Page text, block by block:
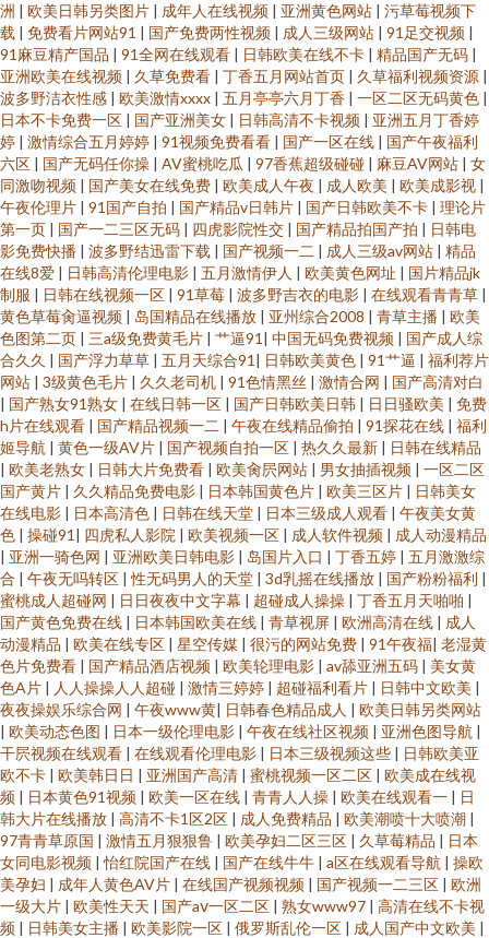
洲 | 欧美日韩另类图片 | 成年人在线视频 | 亚洲黄色网站 | 污草莓视频下
载 | 免费看片网站91 | 国产免费两性视频 | 成人三级网站 | 91足交视频 |
91麻豆精产国品 | 91全网在线观看 | 日韩欧美在线不卡 | 精品国产无码 |
亚洲欧美在线视频 | 久草免费看 | 丁香五月网站首页 | 久草福利视频资源 |
波多野洁衣性感 | 欧美激情xxxx | 五月亭亭六月丁香 | 一区二区无码黄色 |
日本不卡免费一区 | 国产亚洲美女 | 日韩高清不卡视频 | 亚洲五月丁香婷
婷 | 激情综合五月婷婷 | 91视频免费看看 | 国产一区在线 | 国产午夜福利
六区 | 国产无码任你操 | AV蜜桃吃瓜 | 97香蕉超级碰碰 | 麻豆AV网站 | 女
同激吻视频 | 国产美女在线免费 | 欧美成人午夜 | 成人欧美 | 欧美成影视 |
午夜伦理片 | 91国产自拍 | 国产精品v日韩片 | 国产日韩欧美不卡 | 理论片
第一页 | 国产一二三区无码 | 四虎影院性交 | 国产精品拍国产拍 | 日韩电
影免费快播 | 波多野结迅雷下载 | 国产视频一二 | 成人三级av网站 | 精品
在线8爱 | 日韩高清伦理电影 | 五月激情伊人 | 欧美黄色网址 | 国片精品jk
制服 | 日韩在线视频一区 | 91草莓 | 波多野吉衣的电影 | 在线观看青青草 |
黄色草莓肏逼视频 | 岛国精品在线播放 | 亚州综合2008 | 青草主播 | 欧美
色图第二页 | 三a级免费黄毛片 | 艹逼91 | 中国无码免费视频 | 国产成人综
合久久 | 国产浮力草草 | 五月天综合91 | 日韩欧美黄色 | 91艹逼 | 福利荐片
网站 | 3级黄色毛片 | 久久老司机 | 91色情黑丝 | 激情合网 | 国产高清对白
| 国产熟女91熟女 | 在线日韩一区 | 国产日韩欧美日韩 | 日日骚欧美 | 免费
h片在线观看 | 国产精品视频一二 | 午夜在线精品偷拍 | 91探花在线 | 福利
姬导航 | 黄色一级AV片 | 国产视频自拍一区 | 热久久最新 | 日韩在线精品
| 欧美老熟女 | 日韩大片免费看 | 欧美肏屄网站 | 男女抽插视频 | 一区二区
国产黄片 | 久久精品免费电影 | 日本韩国黄色片 | 欧美三区片 | 日韩美女
在线电影 | 日本高清色 | 日韩在线天堂 | 日本三级成人观看 | 午夜美女黄
色 | 操碰91 | 四虎私人影院 | 欧美视频一区 | 成人软件视频 | 成人动漫精品
| 亚洲一骑色网 | 亚洲欧美日韩电影 | 岛国片入口 | 丁香五婷 | 五月激激综
合 | 午夜无吗转区 |性无码男人的天堂 | 3d乳摇在线播放 | 国产粉粉福利 |
蜜桃成人超碰网 | 日日夜夜中文字幕 | 超碰成人操操 | 丁香五月天啪啪 |
国产黄色免费在线 | 日本韩国欧美在线 | 青草视屏 | 欧洲高清在线 | 成人
动漫精品 | 欧美在线专区 | 星空传媒 | 很污的网站免费 | 91午夜福| 老湿黄
色片免费看 | 国产精品酒店视频 | 欧美轮理电影 | av舔亚洲五码 | 美女黄
色A片 | 人人操操人人超碰 | 激情三婷婷 | 超碰福利看片 | 日韩中文欧美 |
夜夜操娱乐综合网 | 午夜www黄| 日韩春色精品成人 | 欧美日韩另类网站
| 欧美动态色图 | 日本一级伦理电影 | 午夜在线社区视频 | 亚洲色图导航 |
干屄视频在线观看 | 在线观看伦理电影 | 日本三级视频这些 | 日韩欧美亚
欧不卡 | 欧美韩日日 | 亚洲国产高清 | 蜜桃视频一区二区 | 欧美成在线视
频 | 日本黄色91视频 | 欧美一区在线 | 青青人人操 | 欧美在线观看一 | 日
韩大片在线播放 | 高清不卡1区2区 | 成人免费精品 | 欧美潮喷十大喷潮 |
97青青草原国 | 激情五月狠狠鲁 | 欧美孕妇二区三区 | 久草莓精品 | 日本
女同电影视频 |怡红院国产在线 | 国产在线牛牛 | a区在线观看导航 | 操欧
美孕妇 | 成年人黄色AV片 | 在线国产视频视频 | 国产视频一二三区 | 欧洲
一级大片 | 欧美性天天 | 国产aⅴ一区二区 | 熟女www97 | 高清在线不卡视
频 | 日韩美女主播 | 欧美影院一区 | 俄罗斯乱伦一区 | 成人国产中文欧美 |